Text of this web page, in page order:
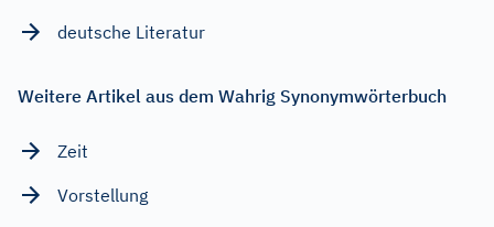
deutsche Literatur
Weitere Artikel aus dem Wahrig Synonymwörterbuch
Zeit
Vorstellung